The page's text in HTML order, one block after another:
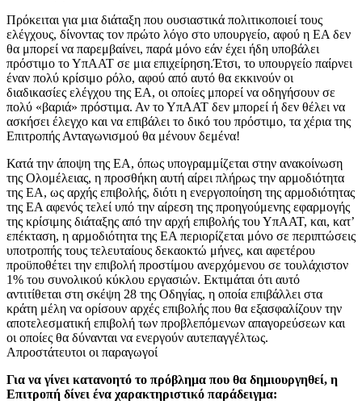
Πρόκειται για μια διάταξη που ουσιαστικά πολιτικοποιεί τους
ελέγχους, δίνοντας τον πρώτο λόγο στο υπουργείο, αφού η ΕΑ δεν
θα μπορεί να παρεμβαίνει, παρά μόνο εάν έχει ήδη υποβάλει
πρόστιμο το ΥπΑΑΤ σε μια επιχείρηση.Έτσι, το υπουργείο παίρνει
έναν πολύ κρίσιμο ρόλο, αφού από αυτό θα εκκινούν οι
διαδικασίες ελέγχου της ΕΑ, οι οποίες μπορεί να οδηγήσουν σε
πολύ «βαριά» πρόστιμα. Αν το ΥπΑΑΤ δεν μπορεί ή δεν θέλει να
ασκήσει έλεγχο και να επιβάλει το δικό του πρόστιμο, τα χέρια της
Επιτροπής Ανταγωνισμού θα μένουν δεμένα!
Κατά την άποψη της ΕΑ, όπως υπογραμμίζεται στην ανακοίνωση
της Ολομέλειας, η προσθήκη αυτή αίρει πλήρως την αρμοδιότητα
της ΕΑ, ως αρχής επιβολής, διότι η ενεργοποίηση της αρμοδιότητας
της ΕΑ αφενός τελεί υπό την αίρεση της προηγούμενης εφαρμογής
της κρίσιμης διάταξης από την αρχή επιβολής του ΥπΑΑΤ, και, κατ’
επέκταση, η αρμοδιότητα της ΕΑ περιορίζεται μόνο σε περιπτώσεις
υποτροπής τους τελευταίους δεκαοκτώ μήνες, και αφετέρου
προϋποθέτει την επιβολή προστίμου ανερχόμενου σε τουλάχιστον
1% του συνολικού κύκλου εργασιών. Εκτιμάται ότι αυτό
αντιτίθεται στη σκέψη 28 της Οδηγίας, η οποία επιβάλλει στα
κράτη μέλη να ορίσουν αρχές επιβολής που θα εξασφαλίζουν την
αποτελεσματική επιβολή των προβλεπόμενων απαγορεύσεων και
οι οποίες θα δύνανται να ενεργούν αυτεπαγγέλτως.
Απροστάτευτοι οι παραγωγοί
Για να γίνει κατανοητό το πρόβλημα που θα δημιουργηθεί, η
Επιτροπή δίνει ένα χαρακτηριστικό παράδειγμα: